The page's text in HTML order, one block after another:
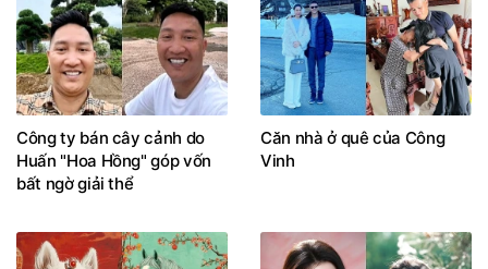
Công ty bán cây cảnh do
Huấn "Hoa Hồng" góp vốn
bất ngờ giải thể
Căn nhà ở quê của Công
Vinh